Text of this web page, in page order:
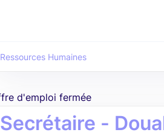
Ressources Humaines
d'emploi fermée
Secrétaire -